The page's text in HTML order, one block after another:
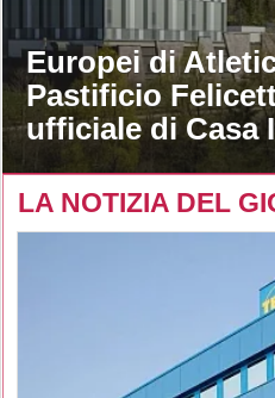
Europei di
Pastificio
ufficiale di Casa
LA NOTIZIA DEL